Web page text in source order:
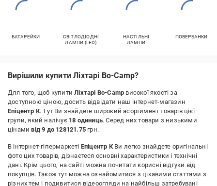
БАТАРЕЙКИ
СВІТЛОДІОДНІ
ЛАМПИ (LED)
НАСТІЛЬНІ
ЛАМПИ
ПОВЕРБАНКИ
Вирішили купити Ліхтарі Bo-Camp?
Для того, щоб купитиЛіхтарі Bo-Camp високої якості за
доступною ціною, досить відвідати наш інтернет-магазин
Епіцентр К. Тут Ви знайдете широкий асортимент товарів цієї
групи, який налічує 18 одиниць. Серед них товари з низькими
цінамивід 9 до 128121.75 грн.
В інтернет-гіпермаркеті Епіцентр КВи легко знайдете оригінальні
фото цих товарів, дізнаєтеся основні характеристики і технічні
дані. Крім цього, на сайті можна почитати корисні відгуки від
покупців. Також тут можна ознайомитися з цікавими статтями з
різних тем і подивитися відеоогляди на найбільш затребувані